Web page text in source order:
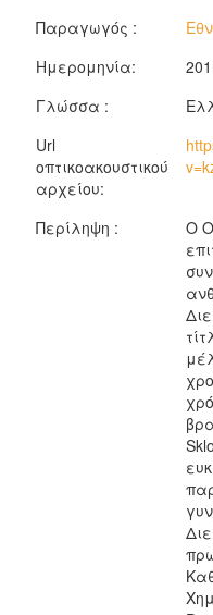
Παραγωγός :
Ημερομηνία:
Γλώσσα :
Url
οπτικοακουστικού
αρχείου:
Περίληψη :
Ο